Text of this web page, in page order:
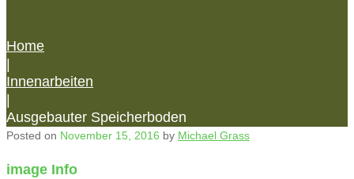
Home
Innenarbeiten
Ausgebauter Speicherboden
Posted on November 15, 2016 by Michael Grass
image Info